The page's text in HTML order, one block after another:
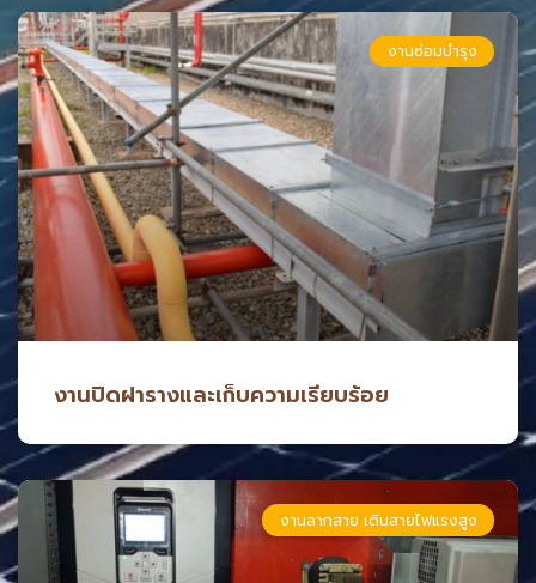
งานซ่อมบำรุง
งานปิดฝารางและเก็บความเรียบร้อย
งานลากสาย เดินสายไฟแรงสูง